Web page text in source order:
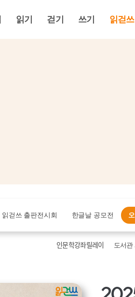
읽기 걷기 쓰기 읽걷
읽걷쓰 출판전시회 한글날 공모전
인문학강좌릴레이 도서관